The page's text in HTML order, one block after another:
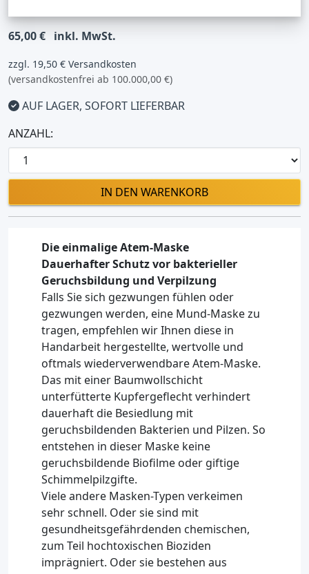
65,00 € inkl. MwSt.
zzgl. 19,50 € Versandkosten
(versandkostenfrei ab 100.000,00 €)
AUF LAGER, SOFORT LIEFERBAR
ANZAHL:
IN DEN WARENKORB
Die einmalige Atem-Maske
Dauerhafter Schutz vor bakterieller
Geruchsbildung und Verpilzung
Falls Sie sich gezwungen fühlen oder
gezwungen werden, eine Mund-Maske zu
tragen, empfehlen wir Ihnen diese in
Handarbeit hergestellte, wertvolle und
oftmals wiederverwendbare Atem-Maske.
Das mit einer Baumwollschicht
unterfütterte Kupfergeflecht verhindert
dauerhaft die Besiedlung mit
geruchsbildenden Bakterien und Pilzen. So
entstehen in dieser Maske keine
geruchsbildende Biofilme oder giftige
Schimmelpilzgifte.
Viele andere Masken-Typen verkeimen
sehr schnell. Oder sie sind mit
gesundheitsgefährdenden chemischen,
zum Teil hochtoxischen Bioziden
imprägniert. Oder sie bestehen aus